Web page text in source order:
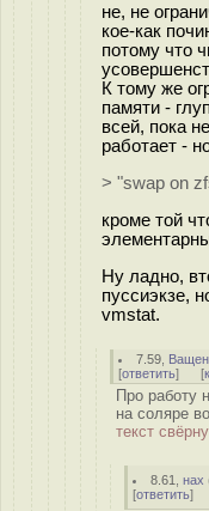
не, не
кое-как
потому что
К тому же
памяти -
всей, пока
работает -
> "swap on
кроме той
Ну ладно,
пуссиэкзе,
vmstat.
7.59
[ответить] [
Про работу
на соляре
текст
8.61 ,нах
[ответить]